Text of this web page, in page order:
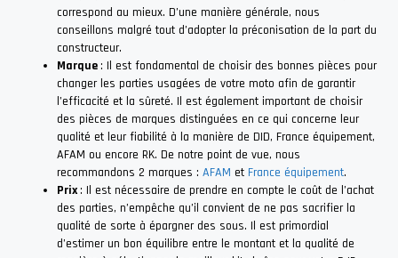
correspond au mieux. D’une manière générale, nous
conseillons malgré tout d’adopter la préconisation de la part du
constructeur.
Marque : Il est fondamental de choisir des bonnes pièces pour
changer les parties usagées de votre moto afin de garantir
l’efficacité et la sûreté. Il est également important de choisir
des pièces de marques distinguées en ce qui concerne leur
qualité et leur fiabilité à la manière de DID, France équipement,
AFAM ou encore RK. De notre point de vue, nous
recommandons 2 marques :AFAM et France équipement.
Prix : Il est nécessaire de prendre en compte le coût de l’achat
des parties, n’empêche qu’il convient de ne pas sacrifier la
qualité de sorte à épargner des sous. Il est primordial
d’estimer un bon équilibre entre le montantet la qualité de